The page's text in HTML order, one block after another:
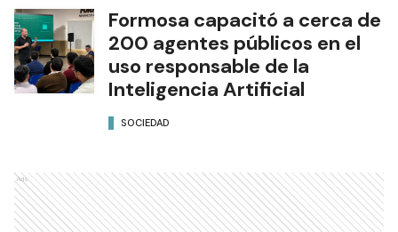
Formosa capacitó a cerca de
200 agentes públicos en el
uso responsable de la
Inteligencia Artificial
SOCIEDAD
Ads